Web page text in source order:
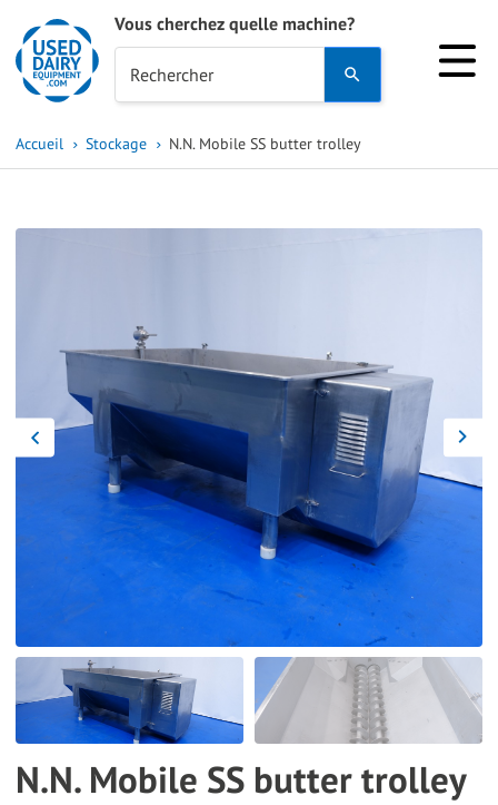
Vous cherchez quelle machine?
Rechercher
and
Press
enter
to
go
the
selected
search
Touch
device
users
can
use
Accueil Stockage N.N. Mobile SS butter trolley
N.N. Mobile SS butter trolley